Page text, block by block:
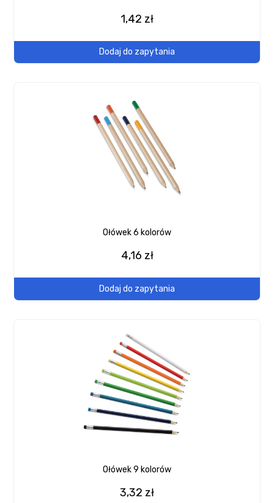
1,42 zł
Dodaj do zapytania
Ołówek 6 kolorów
4,16 zł
Dodaj do zapytania
Ołówek 9 kolorów
3,32 zł